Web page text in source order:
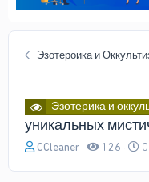
Эзотероика и
Эзотерика и
уникальных
А
CCleaner 126
Д